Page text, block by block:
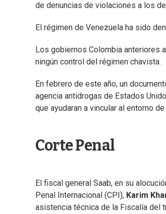
de denuncias de violaciones a los
El régimen de Venezuela ha sido
Los gobiernos Colombia anteriores
ningún control del régimen chavista.
En febrero de este año, un
agencia antidrogas de Estados
que ayudaran a vincular al entorno
Corte Penal
El fiscal general Saab, en su
Penal Internacional (CPI), Karim
asistencia técnica de la Fiscalía del